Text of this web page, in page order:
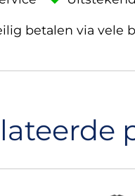
betalen via vele